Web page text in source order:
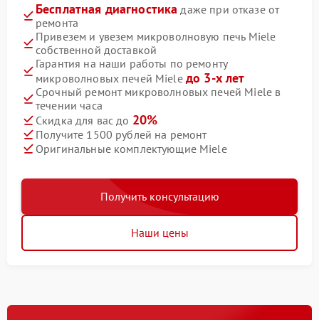
Бесплатная диагностика даже при отказе от
ремонта
Привезем и увезем микроволновую печь Miele
собственной доставкой
Гарантия на наши работы по ремонту
микроволновых печей Miele до 3-х лет
Срочный ремонт микроволновых печей Miele в
течении часа
Скидка для вас до 20%
Получите 1500 рублей на ремонт
Оригинальные комплектующие Miele
Получить консультацию
Наши цены